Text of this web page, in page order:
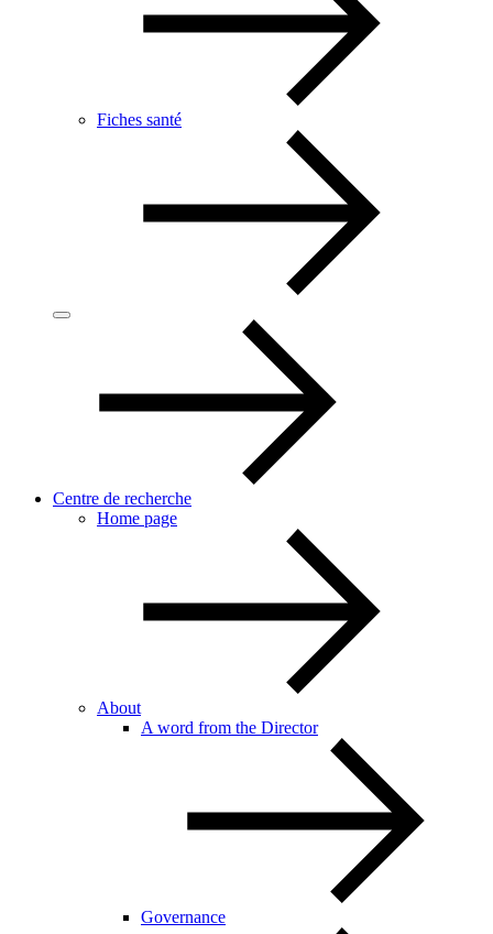
Fiches santé
Centre de recherche
Home page
About
A word from the Director
Governance